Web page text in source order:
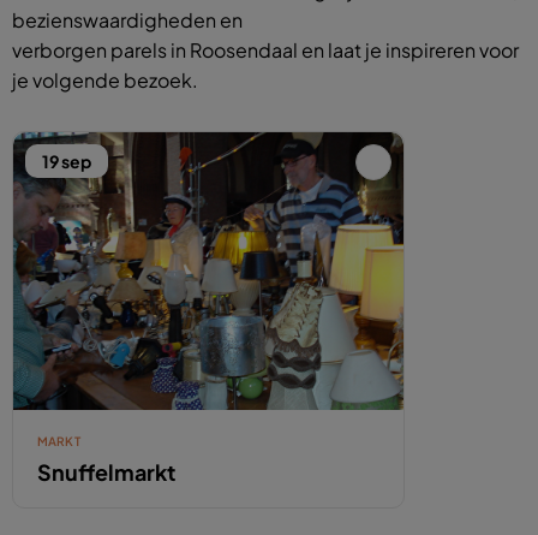
bezienswaardigheden en
verborgen parels in Roosendaal en laat je inspireren voor
je volgende bezoek.
19 sep
MARKT
Snuffelmarkt